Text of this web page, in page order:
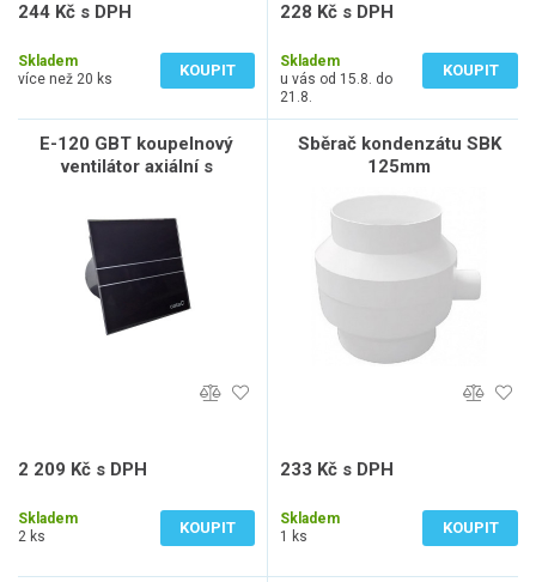
244 Kč s DPH
Skladem
více než 20 ks
KOUPIT
228 Kč s DPH
Skladem
u vás od 15.8. do
21.8.
KOUPIT
E-120 GBT koupelnový
ventilátor axiální s
2 209 Kč s DPH
Skladem
2 ks
KOUPIT
Sběrač kondenzátu SBK
125mm
233 Kč s DPH
Skladem
1 ks
KOUPIT